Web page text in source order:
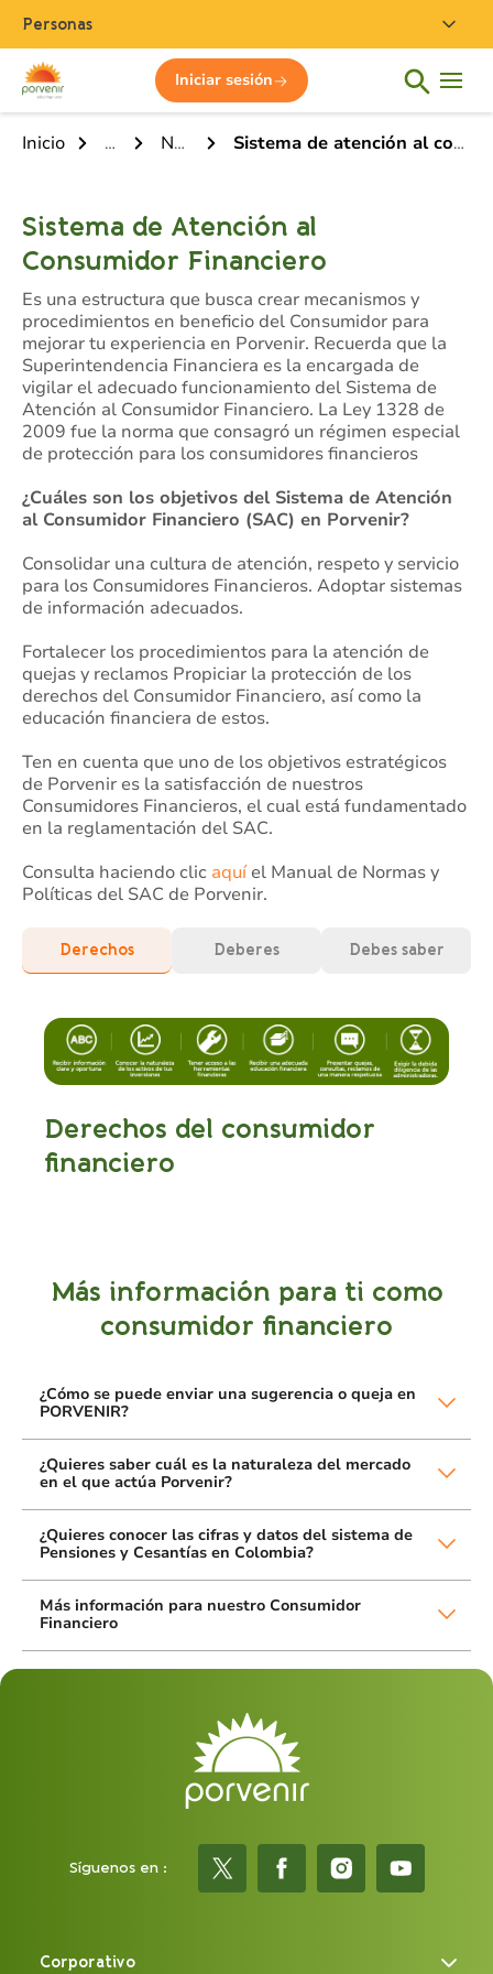
Personas
Iniciar sesión
Inicio Home Nosotros Sistema de atención al consumidor financiero
Sistema de Atención al
Consumidor Financiero
Es una estructura que busca crear mecanismos y
procedimientos en beneficio del Consumidor para
mejorar tu experiencia en Porvenir. Recuerda que la
Superintendencia Financiera es la encargada de
vigilar el adecuado funcionamiento del Sistema de
Atención al Consumidor Financiero. La Ley 1328 de
2009 fue la norma que consagró un régimen especial
de protección para los consumidores financieros
¿Cuáles son los objetivos del Sistema de Atención
al Consumidor Financiero (SAC) en Porvenir?
Consolidar una cultura de atención, respeto y servicio
para los Consumidores Financieros. Adoptar sistemas
de información adecuados.
Fortalecer los procedimientos para la atención de
quejas y reclamos Propiciar la protección de los
derechos del Consumidor Financiero, así como la
educación financiera de estos.
Ten en cuenta que uno de los objetivos estratégicos
de Porvenir es la satisfacción de nuestros
Consumidores Financieros, el cual está fundamentado
en la reglamentación del SAC.
Consulta haciendo clic aquíel Manual de Normas y
Políticas del SAC de Porvenir.
Derechos Deberes Debes saber
Derechos del consumidor
financiero
Más información para ti como
consumidor financiero
¿Cómo se puede enviar una sugerencia o queja en
PORVENIR?
¿Quieres saber cuál es la naturaleza del mercado
en el que actúa Porvenir?
¿Quieres conocer las cifras y datos del sistema de
Pensiones y Cesantías en Colombia?
Más información para nuestro Consumidor
Financiero
Síguenos en :
Corporativo